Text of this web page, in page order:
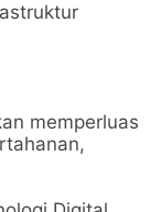
memperluas